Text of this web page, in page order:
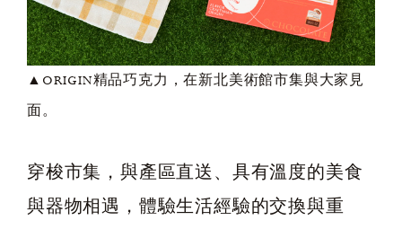
▲ORIGIN精品巧克力，在新北美術館市集與大家見
面。
穿梭市集，與產區直送、具有溫度的美食
與器物相遇，體驗生活經驗的交換與重